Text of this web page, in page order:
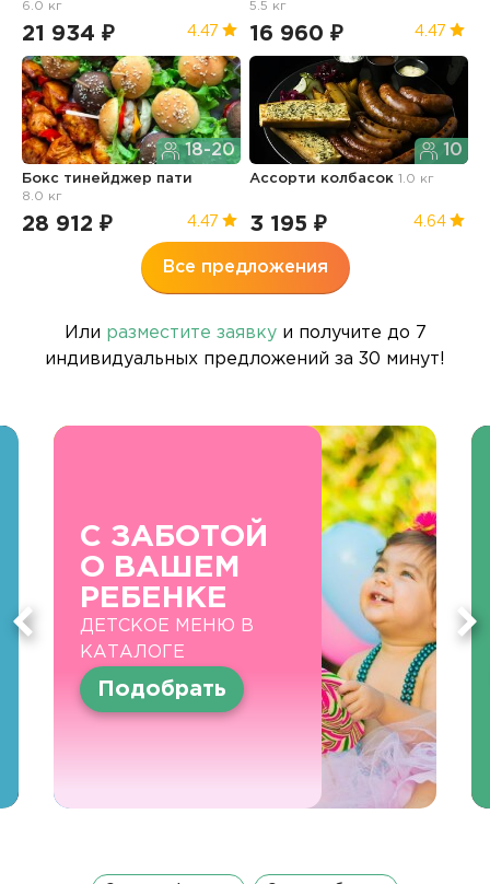
6.0 кг
21 934 ₽ 4.47
5.5 кг
16 960 ₽ 4.47
18-20
Бокс тинейджер пати
8.0 кг
28 912 ₽ 4.47
10
Ассорти колбасок1.0 кг
3 195 ₽ 4.64
Все предложения
Или разместите заявкуи получите до 7
индивидуальных предложений за 30 минут!
С ЗАБОТОЙ
О ВАШЕМ
РЕБЕНКЕ
ДЕТСКОЕ МЕНЮ В
КАТАЛОГЕ
Подобрать